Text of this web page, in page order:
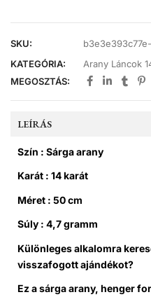
SKU:
b3e3e393c77e-
KATEGÓRIA:
Arany Láncok
MEGOSZTÁS:
LEÍRÁS
Szín : Sárga arany
Karát : 14 karát
Méret : 50 cm
Súly : 4,7 gramm
Különleges alkalomra
visszafogott ajándékot?
Ez a sárga arany, henger